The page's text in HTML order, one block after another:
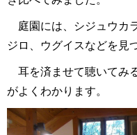
庭園には、シジュウカ
ジロ、ウグイスなどを見
耳を済ませて聴いてみ
がよくわかります。